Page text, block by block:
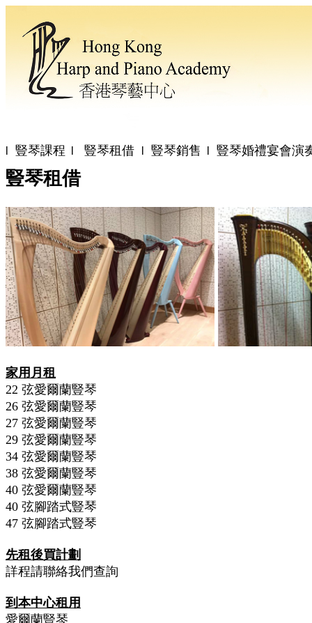
豎琴課程 豎琴租借 豎琴銷售 豎琴婚禮宴會演
豎琴租借
家用月租
22 弦愛爾蘭豎琴
26 弦愛爾蘭豎琴
27 弦愛爾蘭豎琴
29 弦愛爾蘭豎琴
34 弦愛爾蘭豎琴
38 弦愛爾蘭豎琴
40 弦愛爾蘭豎琴
40 弦腳踏式豎琴
47 弦腳踏式豎琴
先租後買計劃
詳程請聯絡我們查詢
到本中心租用
愛爾蘭豎琴